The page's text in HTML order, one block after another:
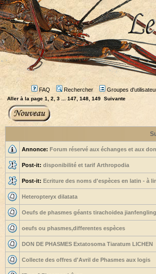
FAQ Rechercher Groupes
Aller à la page 1 2 3 ...147 148 149 Suivante
Annonce: Forum réservé aux échanges et aux
Post-it: disponibilité et tarif Arthropodia
Post-it: Ecriture des noms d'espèces en latin - à
Heteropteryx dilatata
Oeufs de phasmes géants tirachoidea
oeufs ou phasmes,differentes espèces
DON DE PHASMES Extatosoma Tiaratum LICHEN
Collecte des offres d'Avril de Phasmes aux logis